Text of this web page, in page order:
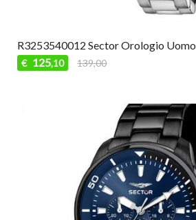
R3253540012 Sector Orologio Uomo
€ 125,10 139,00